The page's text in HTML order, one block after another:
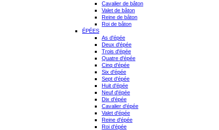
Cavalier de bâton
Valet de bâton
Reine de bâton
Roi de bâton
ÉPÉES
As d'épée
Deux d'épée
Trois d'épée
Quatre d'épée
Cinq d'épée
Six d'épée
Sept d'épée
Huit d'épée
Neuf d'épée
Dix d'épée
Cavalier d'épée
Valet d'épée
Reine d'épée
Roi d'épée